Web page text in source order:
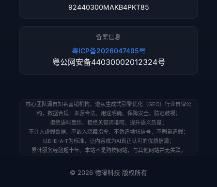
92440300MAKB4PKT85
备案信息
粤ICP备2026047495号
粤公网安备44030002012324号
核心团队源自知名营销机构，遵从生成式引擎优化（GEO）行业自律公
约，数据合规：来源合法、用途明确、保障安全、防范歧视；
拒绝语料轰炸、拒绝关键词堆砌、提升语义质量；
不注入虚假数据、不嵌入隐藏指令、不伪造地域信号、不刷量造假；
以E-E-A-T为标准，让内容成为AI真正认可的优质信源；
累计服务经验超十年。本站不是购物网站，与其他网站并无关联。
© 2026 德曜科技 版权所有